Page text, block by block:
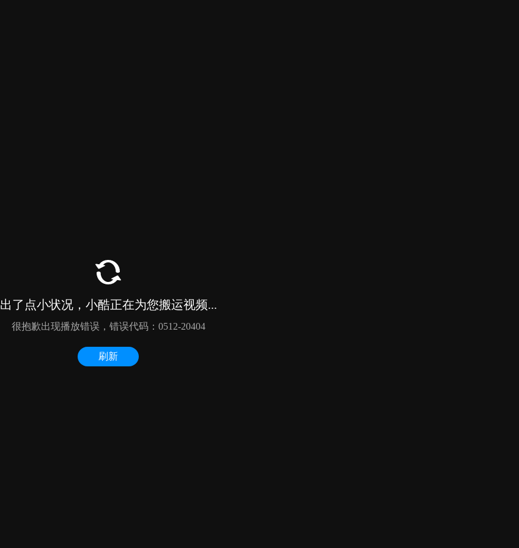
出了点小状况，小酷正在为您搬运视频...
很抱歉出现播放错误，错误代码：0512-20404
刷新